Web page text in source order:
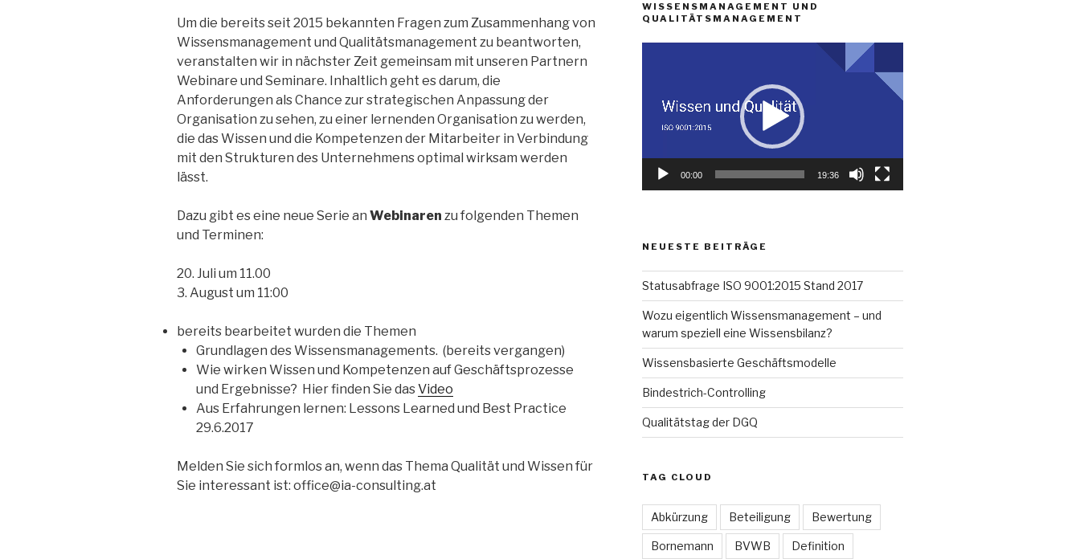
Um die bereits seit 2015 bekannten Fragen zum Zusammenhang von
Wissensmanagement und Qualitätsmanagement zu beantworten,
veranstalten wir in nächster Zeit gemeinsam mit unseren Partnern
Webinare und Seminare. Inhaltlich geht es darum, die
Anforderungen als Chance zur strategischen Anpassung der
Organisation zu sehen, zu einer lernenden Organisation zu werden,
die das Wissen und die Kompetenzen der Mitarbeiter in Verbindung
mit den Strukturen des Unternehmens optimal wirksam werden
lässt.
Dazu gibt es eine neue Serie an Webinaren zu folgenden Themen
und Terminen:
20. Juli um 11.00
3. August um 11:00
bereits bearbeitet wurden die Themen
Grundlagen des Wissensmanagements. (bereits vergangen)
Wie wirken Wissen und Kompetenzen auf Geschäftsprozesse
und Ergebnisse? Hier finden Sie dasVideo
Aus Erfahrungen lernen: Lessons Learned und Best Practice
29.6.2017
Melden Sie sich formlos an, wenn das Thema Qualität und Wissen für
Sie interessant ist: office@ia-consulting.at
WISSENSMANAGEMENT UND
QUALITÄTSMANAGEMENT
00:00 19:36
NEUESTE BEITRÄGE
Statusabfrage ISO 9001:2015 Stand 2017
Wozu eigentlich Wissensmanagement – und
warum speziell eine Wissensbilanz?
Wissensbasierte Geschäftsmodelle
Bindestrich-Controlling
Qualitätstag der DGQ
TAG CLOUD
Abkürzung Beteiligung Bewertung
Bornemann BVWB Definition